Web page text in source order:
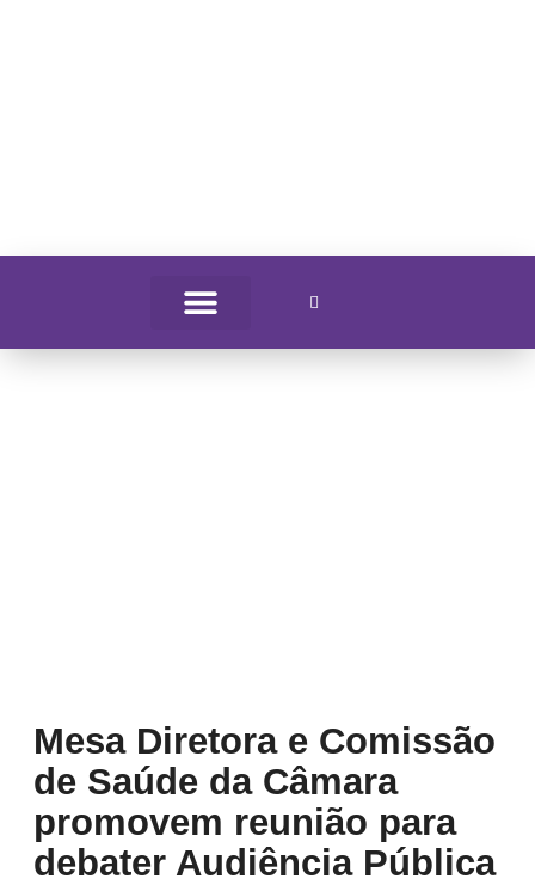
Mesa Diretora e Comissão
de Saúde da Câmara
promovem reunião para
debater Audiência Pública